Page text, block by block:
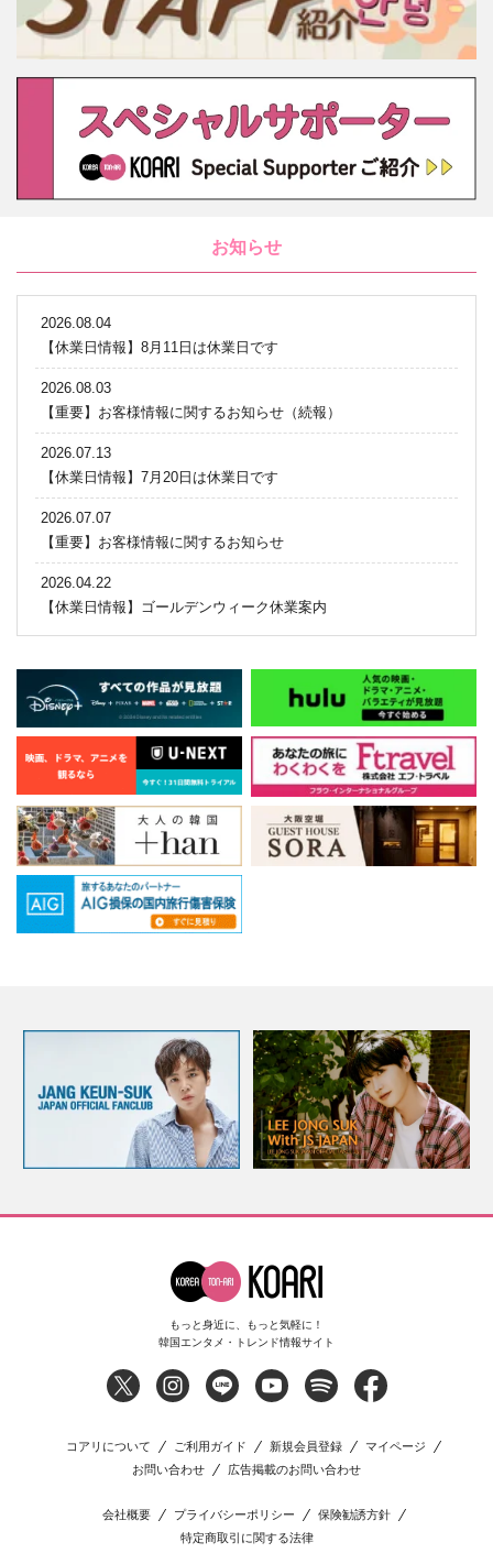
お知らせ
2026.08.04
【休業日情報】8月11日は休業日です
2026.08.03
【重要】お客様情報に関するお知らせ（続報）
2026.07.13
【休業日情報】7月20日は休業日です
2026.07.07
【重要】お客様情報に関するお知らせ
2026.04.22
【休業日情報】ゴールデンウィーク休業案内
もっと身近に、もっと気軽に！
韓国エンタメ・トレンド情報サイト
コアリについて ご利用ガイド 新規会員登録
マイページ
お問い合わせ
広告掲載のお問い合わせ
会社概要 プライバシーポリシー
保険勧誘方針
特定商取引に関する法律